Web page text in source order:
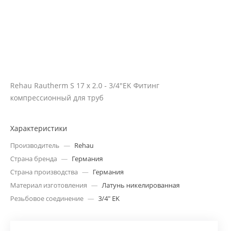
Rehau Rautherm S 17 х 2.0 - 3/4"EK Фитинг
компрессионный для труб
Характеристики
Производитель — Rehau
Страна бренда — Германия
Страна производства — Германия
Материал изготовления — Латунь никелированная
Резьбовое соединение — 3/4" EK